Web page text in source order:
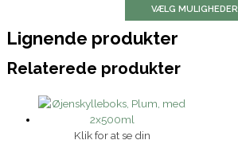
VÆLG MULIGHEDER
Lignende produkter
Relaterede produkter
Klik for at se din